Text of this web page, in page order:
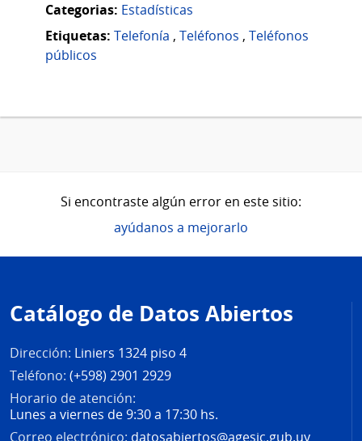
Categorias: Estadísticas
Etiquetas: Telefonía , Teléfonos , Teléfonos
públicos
Si encontraste algún error en este sitio:
ayúdanos a mejorarlo
de
página
Catálogo de Datos Abiertos
Dirección: Liniers 1324 piso 4
Teléfono: (+598) 2901 2929
Horario de atención:
Lunes a viernes de 9:30 a 17:30 hs.
Correo electrónico: datosabiertos@agesic.gub.uy